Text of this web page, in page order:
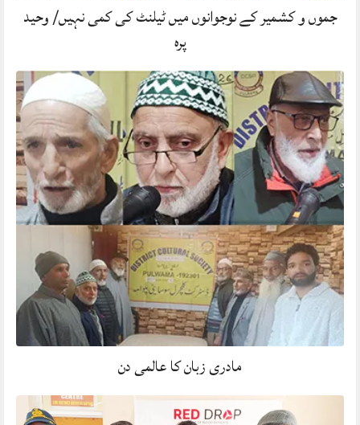
جموں و کشمیر کے نوجوانوں میں ٹیلنٹ کی کمی نہیں/ وحید
پرہ
مادری زبان کا عالمی دن